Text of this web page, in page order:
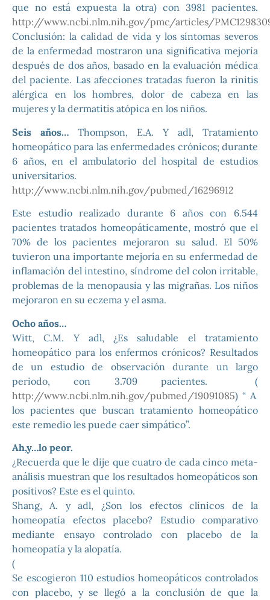
que no está expuesta la otra) con 3981 pacientes.
http://www.ncbi.nlm.nih.gov/pmc/articles/
Conclusión: la calidad de vida y los síntomas severos
de la enfermedad mostraron una significativa mejoría
después de dos años, basado en la evaluación médica
del paciente. Las afecciones tratadas fueron la rinitis
alérgica en los hombres, dolor de cabeza en las
mujeres y la dermatitis atópica en los niños.
Seis años… Thompson, E.A. Y adl, Tratamiento
homeopático para las enfermedades crónicos; durante
6 años, en el ambulatorio del hospital de estudios
universitarios.
http://www.ncbi.nlm.nih.gov/pubmed/16296912
Este estudio realizado durante 6 años con 6.544
pacientes tratados homeopáticamente, mostró que el
70% de los pacientes mejoraron su salud. El 50%
tuvieron una importante mejoría en su enfermedad de
inflamación del intestino, síndrome del colon irritable,
problemas de la menopausia y las migrañas. Los niños
mejoraron en su eczema y el asma.
Ocho años…
Witt, C.M. Y adl, ¿Es saludable el tratamiento
homeopático para los enfermos crónicos? Resultados
de un estudio de observación durante un largo
periodo, con 3.709 pacientes. (
http://www.ncbi.nlm.nih.gov/pubmed/19091085) “ A
los pacientes que buscan tratamiento homeopático
este remedio les puede caer simpático”.
Ah,y…lo peor.
¿Recuerda que le dije que cuatro de cada cinco meta-
análisis muestran que los resultados homeopáticos son
positivos? Este es el quinto.
Shang, A. y adl, ¿Son los efectos clínicos de la
homeopatía efectos placebo? Estudio comparativo
mediante ensayo controlado con placebo de la
homeopatía y la alopatía.
(
Se escogieron 110 estudios homeopáticos controlados
con placebo, y se llegó a la conclusión de que la